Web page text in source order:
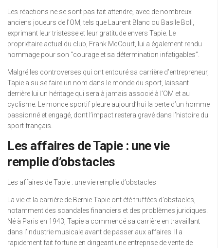
Les réactions ne se sont pas fait attendre, avec de nombreux
anciens joueurs de l’OM, tels que Laurent Blanc ou Basile Boli,
exprimant leur tristesse et leur gratitude envers Tapie. Le
propriétaire actuel du club, Frank McCourt, lui a également rendu
hommage pour son “courage et sa détermination infatigables”.
Malgré les controverses qui ont entouré sa carrière d’entrepreneur,
Tapie a su se faire un nom dans le monde du sport, laissant
derrière lui un héritage qui sera à jamais associé à l’OM et au
cyclisme. Le monde sportif pleure aujourd’hui la perte d’un homme
passionné et engagé, dont l’impact restera gravé dans l’histoire du
sport français.
Les affaires de Tapie : une vie
remplie d’obstacles
Les affaires de Tapie : une vie remplie d’obstacles
La vie et la carrière de Bernie Tapie ont été truffées d’obstacles,
notamment des scandales financiers et des problèmes juridiques.
Né à Paris en 1943, Tapie a commencé sa carrière en travaillant
dans l’industrie musicale avant de passer aux affaires. Il a
rapidement fait fortune en dirigeant une entreprise de vente de